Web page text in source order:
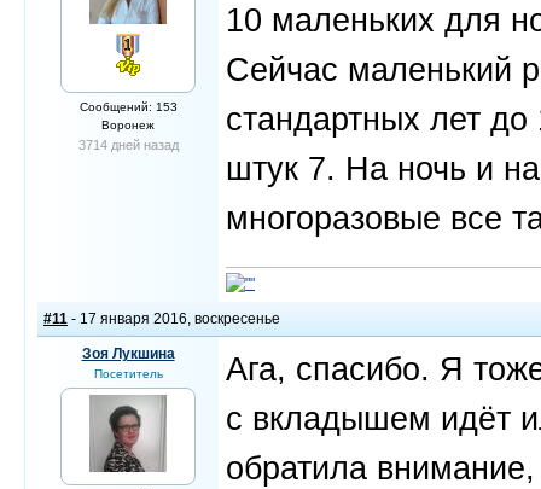
Сообщений: 153
Воронеж
3714 дней назад
10 маленьких для
Сейчас маленький
стандартных лет до
штук 7. На ночь и
многоразовые все
#11 - 17 января 2016, воскресенье
Зоя Лукшина
Посетитель
Ага, спасибо. Я
с вкладышем идёт
обратила